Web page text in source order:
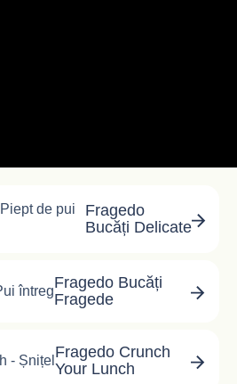
Fragedo
Bucăți Delicate
Fragedo Bucăți
Fragede
Fragedo Crunch
Your Lunch